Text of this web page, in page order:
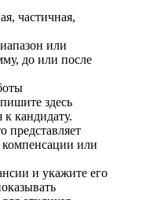
частичная,
или
до или после
здесь
к кандидату.
представляет
компенсации или
и укажите его